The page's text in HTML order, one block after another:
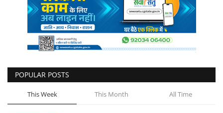
POPULAR POSTS
This Week This Month All Time